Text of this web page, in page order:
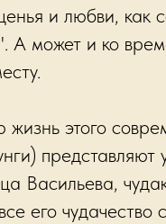
и любви, как
А может и ко
этого
представляют
Васильева,
его чудачество